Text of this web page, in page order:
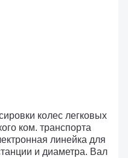
колес легковых
ком. транспорта
линейка для
и диаметра. Вал